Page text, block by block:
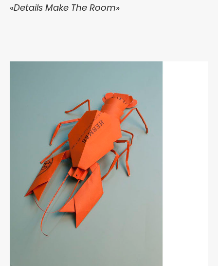
«Details Make The Room»